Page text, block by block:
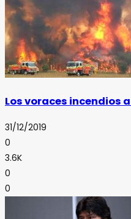
Los voraces incendios
31/12/2019
0
3.6K
0
0